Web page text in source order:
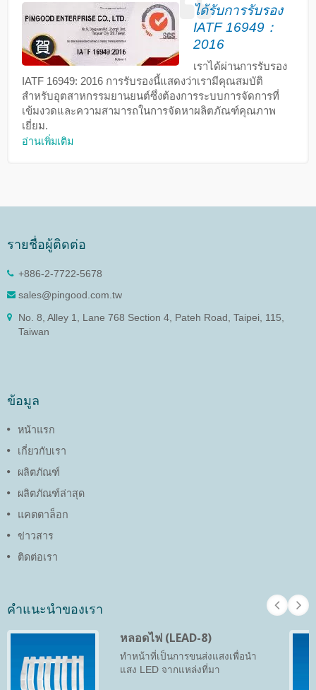
ได้รับการรับรอง
IATF 16949：
2016
เราได้ผ่านการรับรอง
IATF 16949: 2016 การรับรองนี้แสดงว่าเรามีคุณสมบัติ
สำหรับอุตสาหกรรมยานยนต์ซึ่งต้องการระบบการจัดการที่
เข้มงวดและความสามารถในการจัดหาผลิตภัณฑ์คุณภาพ
เยี่ยม.
อ่านเพิ่มเติม
รายชื่อผู้ติดต่อ
+886-2-7722-5678
sales@pingood.com.tw
No. 8, Alley 1, Lane 768 Section 4, Pateh Road, Taipei, 115,
Taiwan
ข้อมูล
หน้าแรก
เกี่ยวกับเรา
ผลิตภัณฑ์
ผลิตภัณฑ์ล่าสุด
แคตตาล็อก
ข่าวสาร
ติดต่อเรา
คำแนะนำของเรา
หลอดไฟ (LEAD-8)
ทำหน้าที่เป็นการขนส่งแสงเพื่อนำ
แสง LED จากแหล่งที่มา